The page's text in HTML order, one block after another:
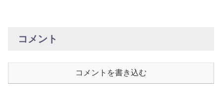
コメント
コメントを書き込む